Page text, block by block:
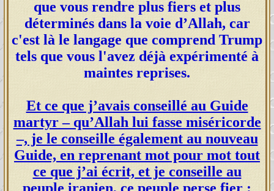
que vous rendre plus fiers et plus
déterminés dans la voie d’Allah, car
c'est là le langage que comprend Trump
tels que vous l'avez déjà expérimenté à
maintes reprises.
Et ce que j’avais conseillé au Guide
martyr – qu’Allah lui fasse miséricorde
–, je le conseille également au nouveau
Guide, en reprenant mot pour mot tout
ce que j’ai écrit, et je conseille au
peuple iranien, ce peuple perse fier :